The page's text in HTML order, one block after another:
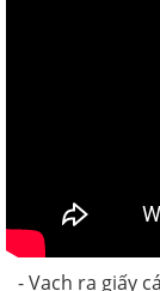
- Vạch ra giấy